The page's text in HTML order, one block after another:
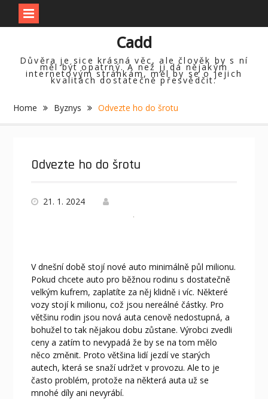
content
Cadd
Důvěra je sice krásná věc, ale člověk by s ní
měl být opatrný. A než ji dá nějakým
internetovým stránkám, měl by se o jejich
kvalitách dostatečně přesvědčit.
Home Byznys Odvezte ho do šrotu
Odvezte ho do šrotu
21. 1. 2024
V dnešní době stojí nové auto minimálně půl milionu.
Pokud chcete auto pro běžnou rodinu s dostatečně
velkým kufrem, zaplatíte za něj klidně i víc. Některé
vozy stojí k milionu, což jsou nereálné částky. Pro
většinu rodin jsou nová auta cenově nedostupná, a
bohužel to tak nějakou dobu zůstane. Výrobci zvedli
ceny a zatím to nevypadá že by se na tom mělo
něco změnit. Proto většina lidí jezdí ve starých
autech, která se snaží udržet v provozu. Ale to je
často problém, protože na některá auta už se
mnohé díly ani nevyrábí.